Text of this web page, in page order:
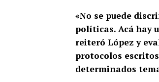
«No se puede
políticas. Acá hay
reiteró López y
protocolos
determinados